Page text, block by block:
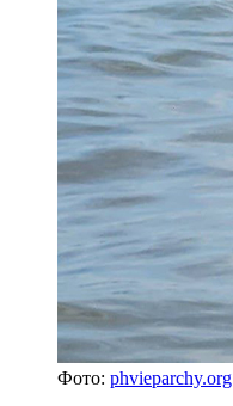
Фото: phvieparchy.org